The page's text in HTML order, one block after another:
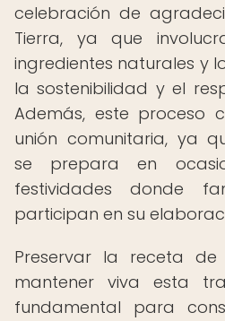
celebración de
Tierra, ya que
ingredientes naturales y
la sostenibilidad y el
Además, este proceso
unión comunitaria, ya
se prepara en
festividades donde
participan en su
Preservar la receta
mantener viva esta
fundamental para